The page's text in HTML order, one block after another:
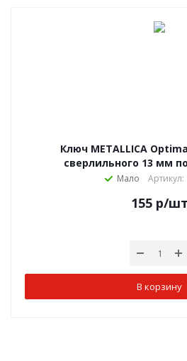
Ключ METALLICA
сверлильного 13 мм
Мало Артикул:
155р/шт
В корзину